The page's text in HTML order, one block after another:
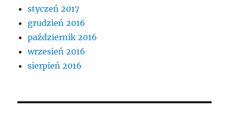
styczeń 2017
grudzień 2016
październik 2016
wrzesień 2016
sierpień 2016